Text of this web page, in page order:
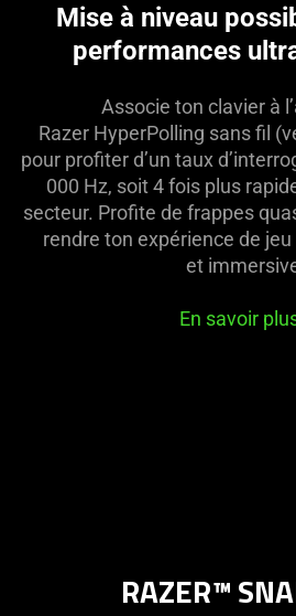
Mise à niveau
performances
Associe ton clavier à
Razer HyperPolling sans fil
pour profiter d’un taux
000 Hz, soit 4 fois plus
secteur. Profite de frappes
rendre ton expérience de
et
En savoir
RAZER™